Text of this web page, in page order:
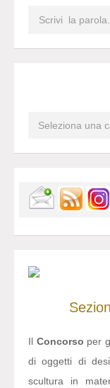
Il Concorso per
di oggetti di
scultura in